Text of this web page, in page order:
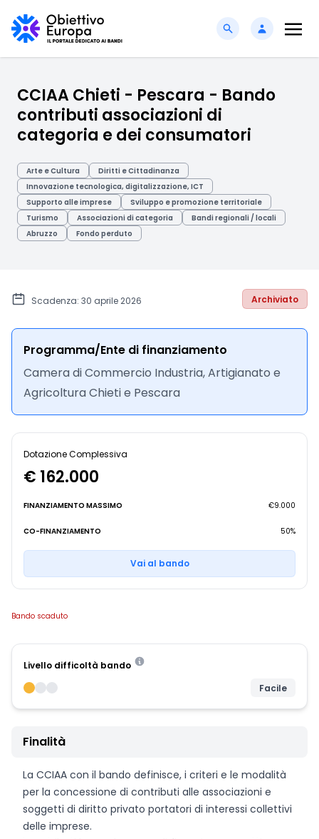
CCIAA Chieti - Pescara - Bando
contributi associazioni di
categoria e dei consumatori
Arte e Cultura
Diritti e Cittadinanza
Innovazione tecnologica, digitalizzazione, ICT
Supporto alle imprese
Sviluppo e promozione territoriale
Turismo
Associazioni di categoria
Bandi regionali / locali
Abruzzo
Fondo perduto
Scadenza: 30 aprile 2026 Archiviato
Programma/Ente di finanziamento
Camera di Commercio Industria, Artigianato e
Agricoltura Chieti e Pescara
Dotazione Complessiva
€ 162.000
FINANZIAMENTO MASSIMO €9.000
CO-FINANZIAMENTO 50%
Vai al bando
Bando scaduto
Livello difficoltà bando
Facile
Finalità
La CCIAA con il bando definisce, i criteri e le modalità
per la concessione di contributi alle associazioni e
soggetti di diritto privato portatori di interessi collettivi
delle imprese.